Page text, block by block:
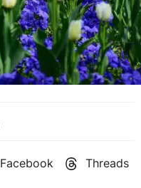
Facebook Threads